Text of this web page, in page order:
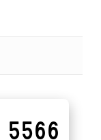
to